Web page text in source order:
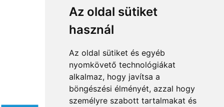
Az oldal sütiket
használ
Az oldal sütiket és egyéb
nyomkövető technológiákat
alkalmaz, hogy javítsa a
böngészési élményét, azzal hogy
személyre szabott tartalmakat és
2 3 ...
Elfogadott fizetési módok